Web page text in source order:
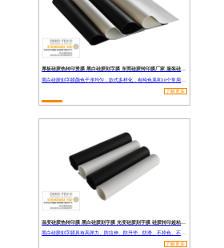
厚板硅胶热转印烫膜 黑白硅胶刻字膜 东莞硅胶转印膜厂家 服装硅胶刻字膜
了解更多
黑白硅胶刻字膜具有高弹力、防拉伸、防升华、防滑、不掉色、不开裂、不脱落、耐洗耐磨耐高温、易转烫、好刻好撕等优质特点。
了解更多